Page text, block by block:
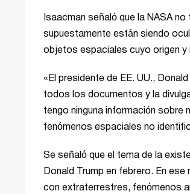
Isaacman señaló que la NASA
supuestamente están siendo
objetos espaciales cuyo origen y
«El presidente de EE. UU.,
todos los documentos y la
tengo ninguna información
fenómenos espaciales no
Se señaló que el tema de la
Donald Trump en febrero. En
con extraterrestres, fenómenos